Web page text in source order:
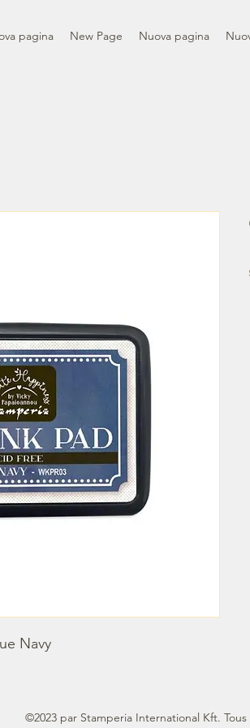
pagina New Page Nuova pagina
Navy
©2023 par Stamperia International Kft.